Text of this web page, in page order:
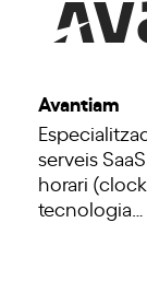
Avantiam
serveis
horari
tecnologia…